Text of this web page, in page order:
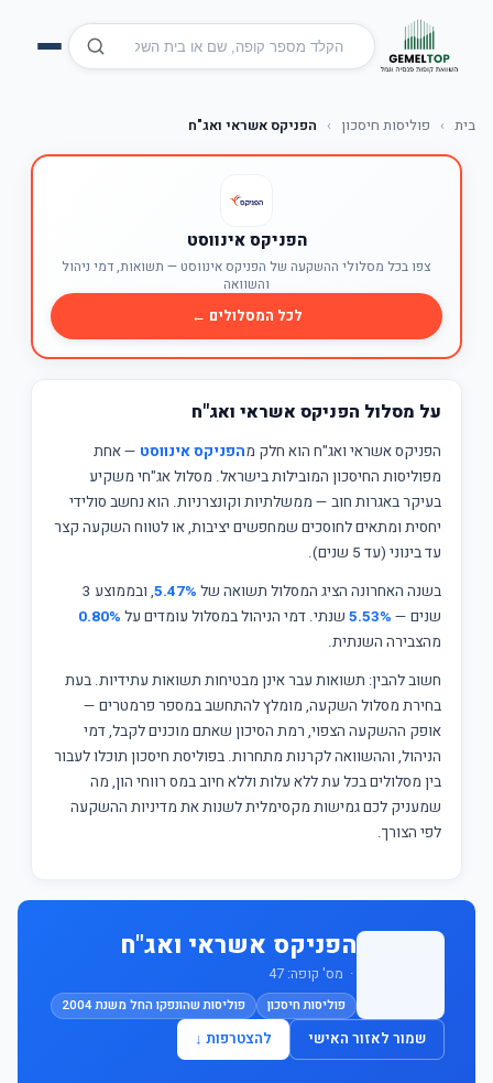
בית › פוליסות חיסכון › הפניקס אשראי ואג"ח
הפניקס אינווסט
צפו בכל מסלולי ההשקעה של הפניקס אינווסט — תשואות, דמי ניהול
והשוואה
לכל המסלולים ←
על מסלול הפניקס אשראי ואג"ח
הפניקס אשראי ואג"ח הוא חלק מהפניקס אינווסט — אחת
מפוליסות החיסכון המובילות בישראל. מסלול אג"חי משקיע
בעיקר באגרות חוב — ממשלתיות וקונצרניות. הוא נחשב סולידי
יחסית ומתאים לחוסכים שמחפשים יציבות, או לטווח השקעה קצר
עד בינוני (עד 5 שנים).
בשנה האחרונה הציג המסלול תשואה של 5.47%
, ובממוצע 3
שנים — 5.53% שנתי. דמי הניהול במסלול עומדים על 0.80%
מהצבירה השנתית.
חשוב להבין: תשואות עבר אינן מבטיחות תשואות עתידיות. בעת
בחירת מסלול השקעה, מומלץ להתחשב במספר פרמטרים —
אופק ההשקעה הצפוי, רמת הסיכון שאתם מוכנים לקבל, דמי
הניהול, וההשוואה לקרנות מתחרות. בפוליסת חיסכון תוכלו לעבור
בין מסלולים בכל עת ללא עלות וללא חיוב במס רווחי הון, מה
שמעניק לכם גמישות מקסימלית לשנות את מדיניות ההשקעה
לפי הצורך.
הפניקס אשראי ואג"ח
· מס' קופה: 47
פוליסות חיסכון פוליסות שהונפקו החל משנת 2004
שמור לאזור האישי להצטרפות ↓